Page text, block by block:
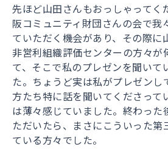
先ほど山田さんもおっしゃってく
阪コミュニティ財団さんの会で我
ていただく機会があり、その際に
非営利組織評価センターの方々が
て、そこで私のプレゼンを聞いて
た。ちょうど実は私がプレゼンし
方たち特に話を聞いてくださって
は薄々感じていました。終わった
ただいたら、まさにこういった第
ている方々でした。